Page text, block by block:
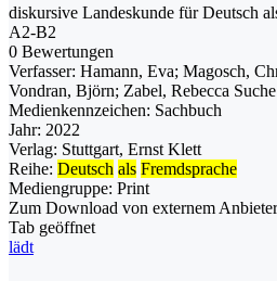
diskursive Landeskunde für Deutsch
A2-B2
0 Bewertungen
Verfasser: Hamann, Eva; Magosch,
Vondran, Björn; Zabel, Rebecca
Medienkennzeichen: Sachbuch
Jahr: 2022
Verlag: Stuttgart, Ernst Klett
Reihe: Deutsch als Fremdsprache
Mediengruppe: Print
Zum Download von externem
Tab geöffnet
lädt